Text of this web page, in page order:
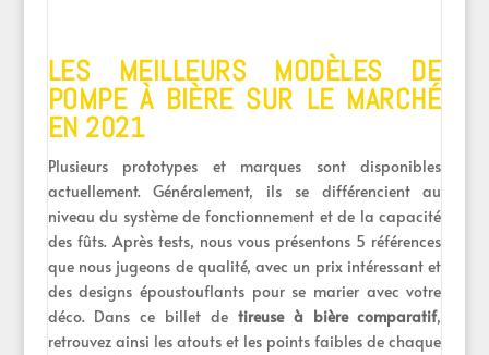
LES MEILLEURS MODÈLES DE
POMPE À BIÈRE SUR LE MARCHÉ
EN 2021
Plusieurs prototypes et marques sont disponibles
actuellement. Généralement, ils se différencient au
niveau du système de fonctionnement et de la capacité
des fûts. Après tests, nous vous présentons 5 références
que nous jugeons de qualité, avec un prix intéressant et
des designs époustouflants pour se marier avec votre
déco. Dans ce billet de tireuse à bière comparatif,
retrouvez ainsi les atouts et les points faibles de chaque